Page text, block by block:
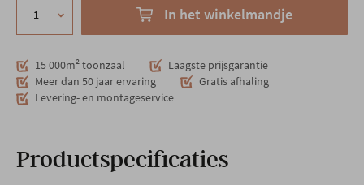
In het winkelmandje
15 000m² toonzaal
Laagste prijsgarantie
Meer dan 50 jaar ervaring
Gratis afhaling
Levering- en montageservice
Productspecificaties